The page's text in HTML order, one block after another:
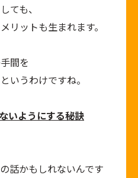
ても、
リットも生まれます。
間を
いうわけですね。
いようにする秘訣
話かもしれないんです